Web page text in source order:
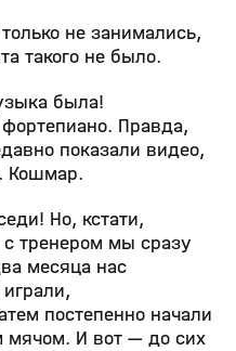
не занимались,
такого не было.
была!
Правда,
показали видео,
Кошмар.
Но, кстати,
с тренером мы сразу
месяца нас
постепенно начали
мячом. И вот — до сих